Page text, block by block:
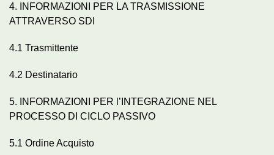
4. INFORMAZIONI PER LA TRASMISSIONE
ATTRAVERSO SDI
4.1 Trasmittente
4.2 Destinatario
5. INFORMAZIONI PER l’INTEGRAZIONE NEL
PROCESSO DI CICLO PASSIVO
5.1 Ordine Acquisto